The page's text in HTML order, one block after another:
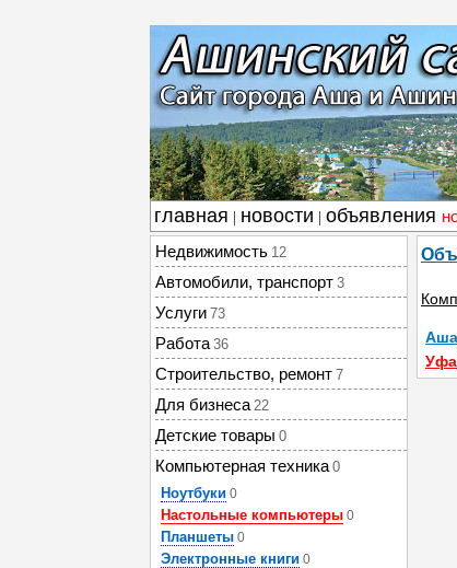
главная новости объявления
Недвижимость 12
Автомобили, транспорт 3
Услуги 73
Работа 36
Строительство, ремонт 7
Для бизнеса 22
Детские товары 0
Компьютерная техника 0
Ноутбуки 0
Настольные компьютеры 0
Планшеты 0
Электронные книги 0
Аша
Уфа